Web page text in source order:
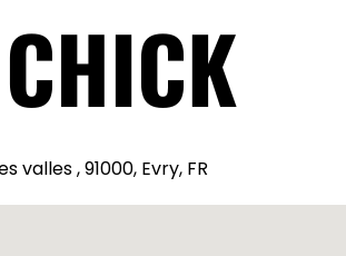
valles , 91000, Evry, FR